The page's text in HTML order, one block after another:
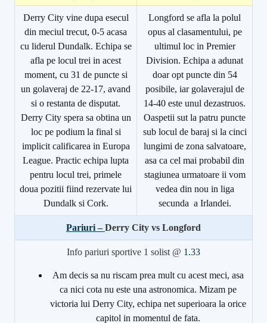
Derry City vine dupa esecul
din meciul trecut, 0-5 acasa
cu liderul Dundalk. Echipa se
afla pe locul trei in acest
moment, cu 31 de puncte si
un golaveraj de 22-17, avand
si o restanta de disputat.
Derry City spera sa obtina un
loc pe podium la final si
implicit calificarea in Europa
League. Practic echipa lupta
pentru locul trei, primele
doua pozitii fiind rezervate lui
Dundalk si Cork.
Longford se afla la polul
opus al clasamentului, pe
ultimul loc in Premier
Division. Echipa a adunat
doar opt puncte din 54
posibile, iar golaverajul de
14-40 este unul dezastruos.
Oaspetii sut la patru puncte
sub locul de baraj si la cinci
lungimi de zona salvatoare,
asa ca cel mai probabil din
stagiunea urmatoare ii vom
vedea din nou in liga
secunda a Irlandei.
Pariuri –Derry City vs Longford
Info pariuri sportive 1 solist @ 1.33
Am decis sa nu riscam prea mult cu acest meci, asa
ca nici cota nu este una astronomica. Mizam pe
victoria lui Derry City, echipa net superioara la orice
capitol in momentul de fata.